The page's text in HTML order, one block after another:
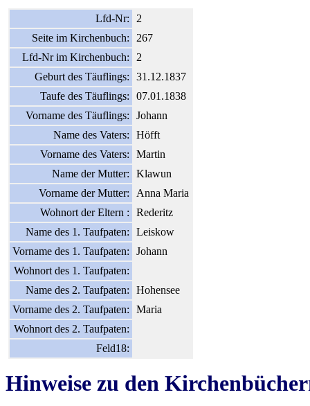
Lfd-Nr:
2
Seite im Kirchenbuch:
267
Lfd-Nr im Kirchenbuch:
2
Geburt des Täuflings:
31.12.1837
Taufe des Täuflings:
07.01.1838
Vorname des Täuflings:
Johann
Name des Vaters:
Höfft
Vorname des Vaters:
Martin
Name der Mutter:
Klawun
Vorname der Mutter:
Anna Maria
Wohnort der Eltern :
Rederitz
Name des 1. Taufpaten:
Leiskow
Vorname des 1. Taufpaten:
Johann
Wohnort des 1. Taufpaten:
Name des 2. Taufpaten:
Hohensee
Vorname des 2. Taufpaten:
Maria
Wohnort des 2. Taufpaten:
Feld18:
Hinweise zu den